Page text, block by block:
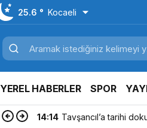
25.6 ° Kocaeli
YEREL HABERLER SPOR
14:14 Tavşancıl’a tarihi